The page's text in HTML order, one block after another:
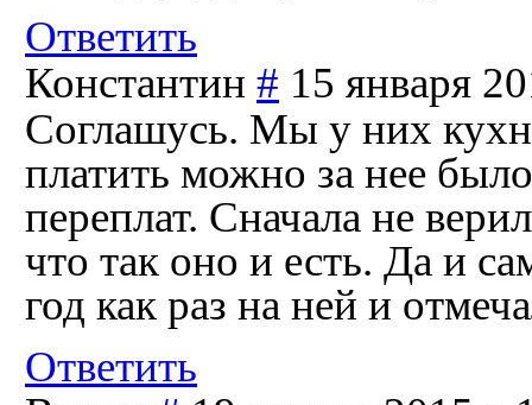
Ответить
Константин # 15 января
Соглашусь. Мы у них
платить можно за нее
переплат. Сначала не
что так оно и есть. Да и
год как раз на ней и
Ответить